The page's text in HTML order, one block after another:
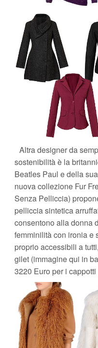
Altra designer da
sostenibilità è la
Beatles Paul e della
nuova collezione Fur
Senza Pelliccia)
pelliccia sintetica
consentono alla donna
femminilità con ironia e
proprio accessibili a
gilet (immagine qui in
3220 Euro per i